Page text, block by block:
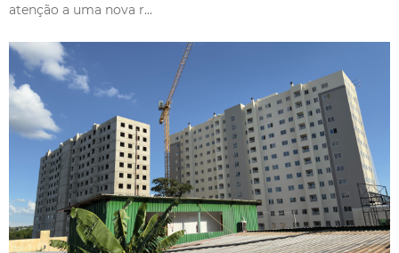
atenção a uma nova r...